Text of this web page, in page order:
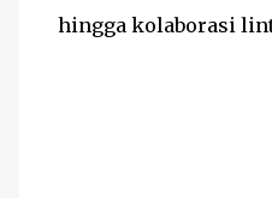
hingga kolaborasi